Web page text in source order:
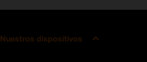
Nuestros dispositivos